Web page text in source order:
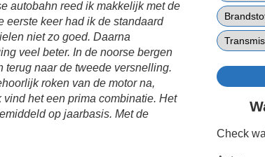
autobahn reed ik makkelijk met de
eerste keer had ik de standaard
niet zo goed. Daarna
veel beter. In de noorse bergen
terug naar de tweede versnelling.
roken van de motor na,
het een prima combinatie. Het
op jaarbasis. Met de
Check